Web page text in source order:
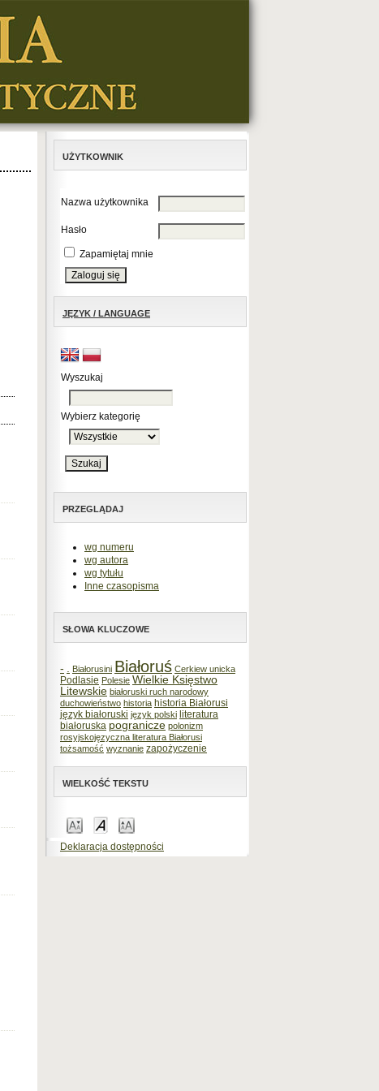
UŻYTKOWNIK
Nazwa użytkownika
Hasło
Zapamiętaj mnie
JĘZYK / LANGUAGE
Wyszukaj
Wybierz kategorię
PRZEGLĄDAJ
wg numeru
wg autora
wg tytułu
Inne czasopisma
SŁOWA KLUCZOWE
- . Białorusini Białoruś Cerkiew unicka
Podlasie Polesie Wielkie Księstwo
Litewskie białoruski ruch narodowy
duchowieństwo historia historia Białorusi
język białoruski język polski literatura
białoruska pogranicze polonizm
rosyjskojęzyczna literatura Białorusi
tożsamość wyznanie zapożyczenie
WIELKOŚĆ TEKSTU
Deklaracja dostępności